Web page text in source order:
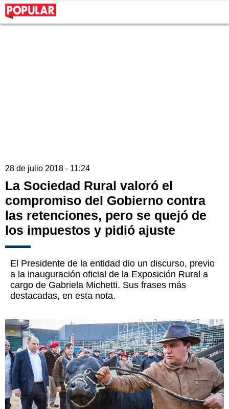
28 de julio 2018 - 11:24
La Sociedad Rural valoró el
compromiso del Gobierno contra
las retenciones, pero se quejó de
los impuestos y pidió ajuste
El Presidente de la entidad dio un discurso, previo
a la inauguración oficial de la Exposición Rural a
cargo de Gabriela Michetti. Sus frases más
destacadas, en esta nota.